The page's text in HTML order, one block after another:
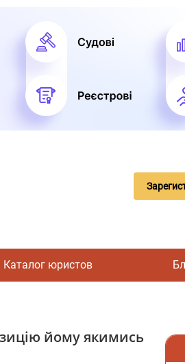
Каталог юристов
йому якимись